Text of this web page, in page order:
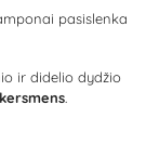
pasislenka
ir didelio dydžio
.